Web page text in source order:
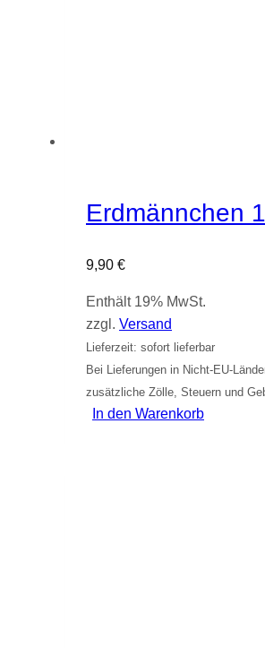
Erdmännchen
9,90 €
Enthält 19% MwSt.
zzgl. Versand
Lieferzeit: sofort lieferbar
Bei Lieferungen in Nicht-EU-
zusätzliche Zölle, Steuern und
In den Warenkorb